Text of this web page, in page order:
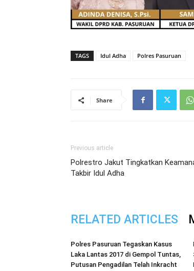
TAGS Idul Adha Polres Pasuruan
Share
Previous article
Polrestro Jakut Tingkatkan
Takbir Idul Adha
RELATED ARTICLES
Polres Pasuruan Tegaskan Kasus
Laka Lantas 2017 di Gempol Tuntas,
Putusan Pengadilan Telah Inkracht